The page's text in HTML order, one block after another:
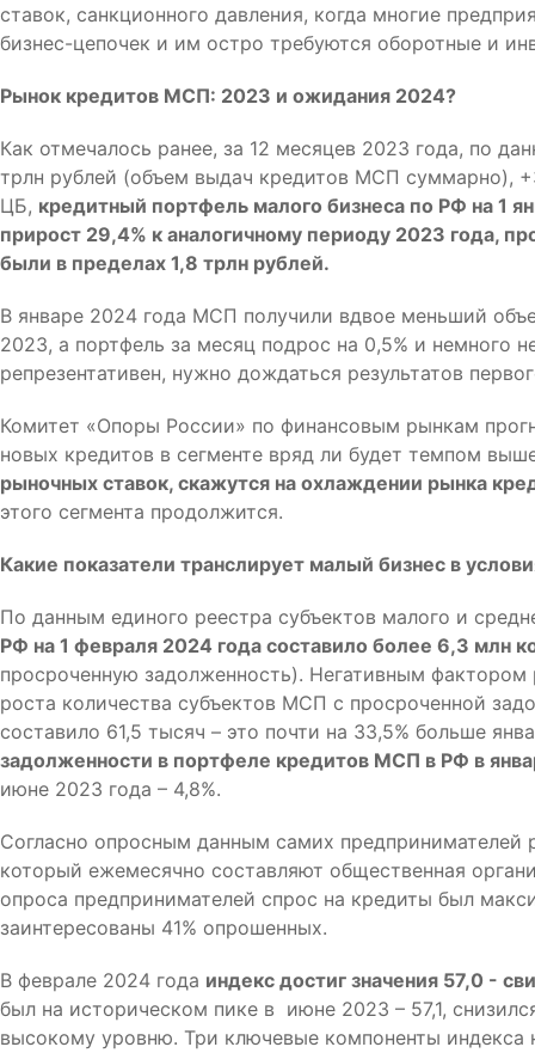
ставок, санкционного давления, когда многие
бизнес-цепочек и им остро требуются оборотные и
Рынок кредитов МСП: 2023 и ожидания 2024?
Как отмечалось ранее, за 12 месяцев 2023 года, по
трлн рублей (объем выдач кредитов МСП суммарно),
ЦБ, кредитный портфель малого бизнеса по РФ на 1
прирост 29,4% к аналогичному периоду 2023 года,
были в пределах 1,8 трлн рублей.
В январе 2024 года МСП получили вдвое меньший
2023, а портфель за месяц подрос на 0,5% и немного
репрезентативен, нужно дождаться результатов
Комитет «Опоры России» по финансовым рынкам
новых кредитов в сегменте вряд ли будет темпом
рыночных ставок, скажутся на охлаждении рынка
этого сегмента продолжится.
Какие показатели транслирует малый бизнес в
По данным единого реестра субъектов малого и
РФ на 1 февраля 2024 года составило более 6,3 млн
просроченную задолженность). Негативным
роста количества субъектов МСП с просроченной
составило 61,5 тысяч – это почти на 33,5% больше
задолженности в портфеле кредитов МСП в РФ в
июне 2023 года – 4,8%.
Согласно опросным данным самих предпринимателей
который ежемесячно составляют общественная
опроса предпринимателей спрос на кредиты был
заинтересованы 41% опрошенных.
В феврале 2024 года индекс достиг значения 57,0 -
был на историческом пике в июне 2023 – 57,1,
высокому уровню. Три ключевые компоненты индекса